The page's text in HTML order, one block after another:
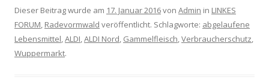
Dieser Beitrag wurde am 17. Januar 2016von Admin in LINKES
FORUM, Radevormwald veröffentlicht. Schlagworte: abgelaufene
Lebensmittel,ALDI,ALDI Nord, Gammelfleisch,Verbraucherschutz,
Wuppermarkt.